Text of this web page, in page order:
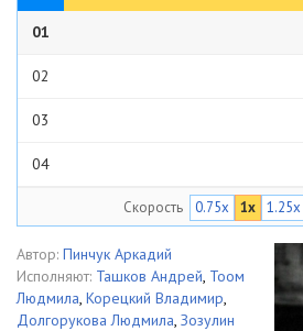
01
02
03
04
06
07
Скорость 0.75x 1x 1.25x
Автор: Пинчук Аркадий
Исполняют: Ташков Андрей, Тоом
Людмила, Корецкий Владимир,
Долгорукова Людмила, Зозулин